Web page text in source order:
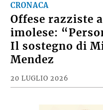
CRONACA
Offese razziste
imolese:
Il sostegno di
Mendez
20 LUGLIO 2026